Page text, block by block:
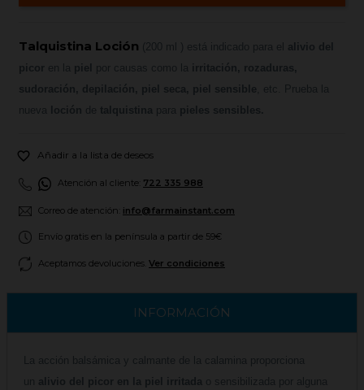
Talquistina Loción (200 ml ) está indicado para el alivio del
picor en la piel por causas como la irritación, rozaduras,
sudoración, depilación, piel seca, piel sensible , etc. Prueba la
nueva
loción de talquistina para pieles sensibles.
 Añadir a la lista de deseos
Atención al cliente: 722 335 988
Correo de atención: info@farmainstant.com
Envío gratis en la península a partir de 59€
Aceptamos devoluciones. Ver condiciones
INFORMACIÓN
La acción balsámica y calmante de la calamina proporciona
un
alivio del picor en la piel irritada
o sensibilizada por alguna